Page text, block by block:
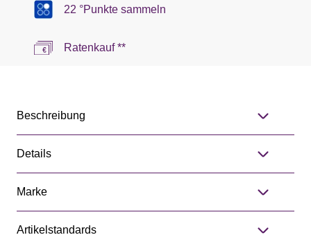
22 °Punkte sammeln
Ratenkauf **
Beschreibung
Details
Marke
Artikelstandards